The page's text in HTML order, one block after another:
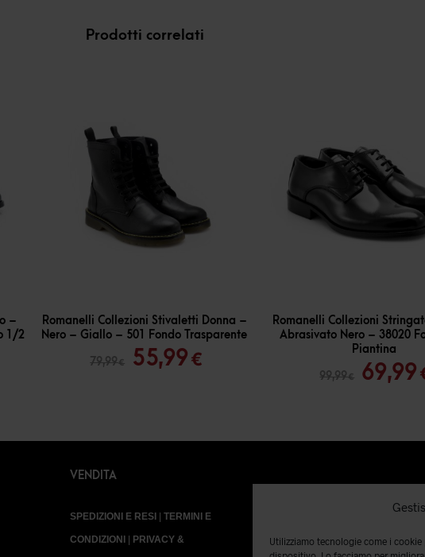
Utilizziamo tecnologie come i
Prodotti correlati
–
1/2
-30
Romanelli Collezioni Stivaletti Donna –
Nero – Giallo – 501 Fondo Trasparente
79,99€
Il
79,99 €.
55,99€Il
55,99 €.
-30
Romanelli Collezioni
Abrasivato Nero – 38020
Piantina
99,99€
Il
era:
69,99
VENDITA
SPEDIZIONI E RESI| TERMINI E
CONDIZIONI| PRIVACY &